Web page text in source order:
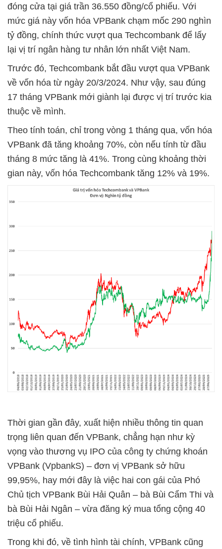
đóng cửa tại giá trần 36.550 đồng/cổ phiếu. Với
mức giá này vốn hóa VPBank chạm mốc 290 nghìn
tỷ đồng, chính thức vượt qua Techcombank để lấy
lại vị trí ngân hàng tư nhân lớn nhất Việt Nam.
Trước đó, Techcombank bắt đầu vượt qua VPBank
về vốn hóa từ ngày 20/3/2024. Như vậy, sau đúng
17 tháng VPBank mới giành lại được vị trí trước kia
thuộc về mình.
Theo tính toán, chỉ trong vòng 1 tháng qua, vốn hóa
VPBank đã tăng khoảng 70%, còn nếu tính từ đầu
tháng 8 mức tăng là 41%. Trong cùng khoảng thời
gian này, vốn hóa Techcombank tăng 12% và 19%.
Thời gian gần đây, xuất hiện nhiều thông tin quan
trọng liên quan đến VPBank, chẳng hạn như kỳ
vọng vào thương vụ IPO của công ty chứng khoán
VPBank (VpbankS) – đơn vị VPBank sở hữu
99,95%, hay mới đây là việc hai con gái của Phó
Chủ tịch VPBank Bùi Hải Quân – bà Bùi Cẩm Thi và
bà Bùi Hải Ngân – vừa đăng ký mua tổng cộng 40
triệu cổ phiếu.
Trong khi đó, về tình hình tài chính, VPBank cũng